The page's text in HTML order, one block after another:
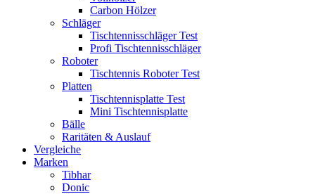
Carbon Hölzer
Schläger
Tischtennisschläger Test
Profi Tischtennisschläger
Roboter
Tischtennis Roboter Test
Platten
Tischtennisplatte Test
Mini Tischtennisplatte
Bälle
Raritäten & Auslauf
Vergleiche
Marken
Tibhar
Donic